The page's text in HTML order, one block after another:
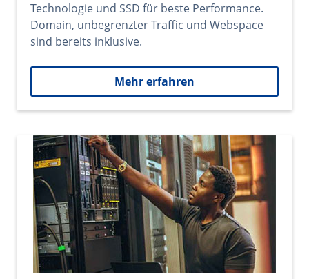
Technologie und SSD für beste Performance.
Domain, unbegrenzter Traffic und Webspace
sind bereits inklusive.
Mehr erfahren